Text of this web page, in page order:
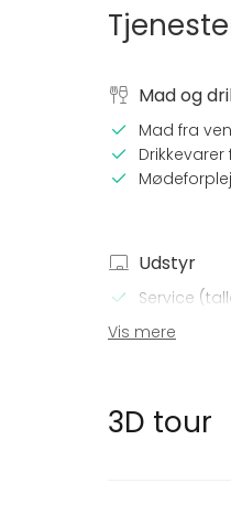
Mad og
Mad fra
Udstyr
Service
Vis mere
3D tour